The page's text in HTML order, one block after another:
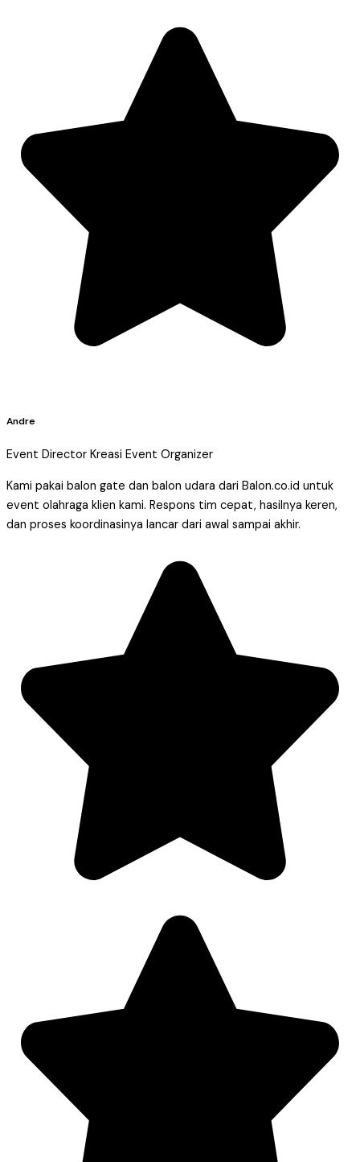
Andre
Event Director Kreasi Event Organizer
Kami pakai balon gate dan balon udara dari Balon.co.id untuk
event olahraga klien kami. Respons tim cepat, hasilnya keren,
dan proses koordinasinya lancar dari awal sampai akhir.